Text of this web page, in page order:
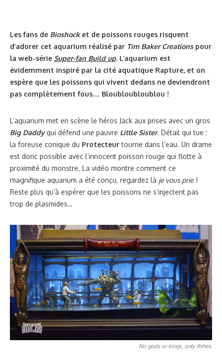
Les fans de Bioshocket de poissons rouges risquent
d’adorer cet aquarium réalisé par Tim Baker Creationspour
la web-série Super-fan Build up. L’aquarium est
évidemment inspiré par la cité aquatique Rapture, et on
espère que les poissons qui vivent dedans ne deviendront
pas complètement fous… Bloubloubloublou !
L’aquarium met en scène le héros Jack aux prises avec un gros
Big Daddyqui défend une pauvre Little Sister. Détail qui tue :
la foreuse conique du Protecteurtourne dans l’eau. Un drame
est donc possible avec l’innocent poisson rouge qui flotte à
proximité du monstre. La vidéo montre comment ce
magnifique aquarium a été conçu, regardez là je vous prie!
Reste plus qu’à espérer que les poissons ne s’injectent pas
trop de plasmides…
No gods or kings, only fishes.